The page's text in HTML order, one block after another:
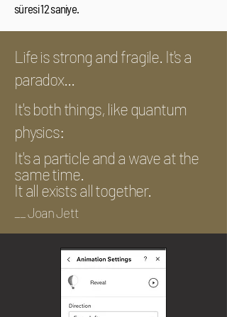
süresi 12 saniye.
Life is strong and fragile. It's a
paradox...
It's both things, like quantum
physics:
It's a particle and a wave at the
same time.
It all exists all together.
__ Joan Jett